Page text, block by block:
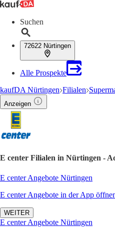
Suchen
72622 Nürtingen
Alle Prospekte
kaufDA Nürtingen Filialen
Anzeigen
E center Filialen in Nürtingen -
E center Angebote Nürtingen
E center Angebote in der App
WEITER
E center Angebote Nürtingen